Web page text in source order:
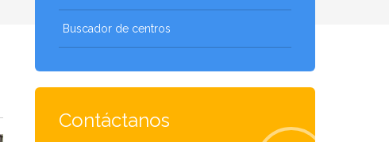
Buscador de centros
Contáctanos